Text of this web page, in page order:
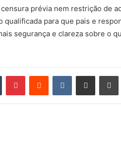
prévia nem restrição de
para que pais e
segurança e clareza sobre o
Tumblr PinterestReddit VK Compartilhar via e-mail